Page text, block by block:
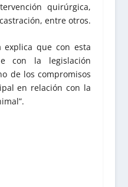
quirúrgica,
entre otros.
explica que con esta
con la legislación
de los compromisos
en relación con la